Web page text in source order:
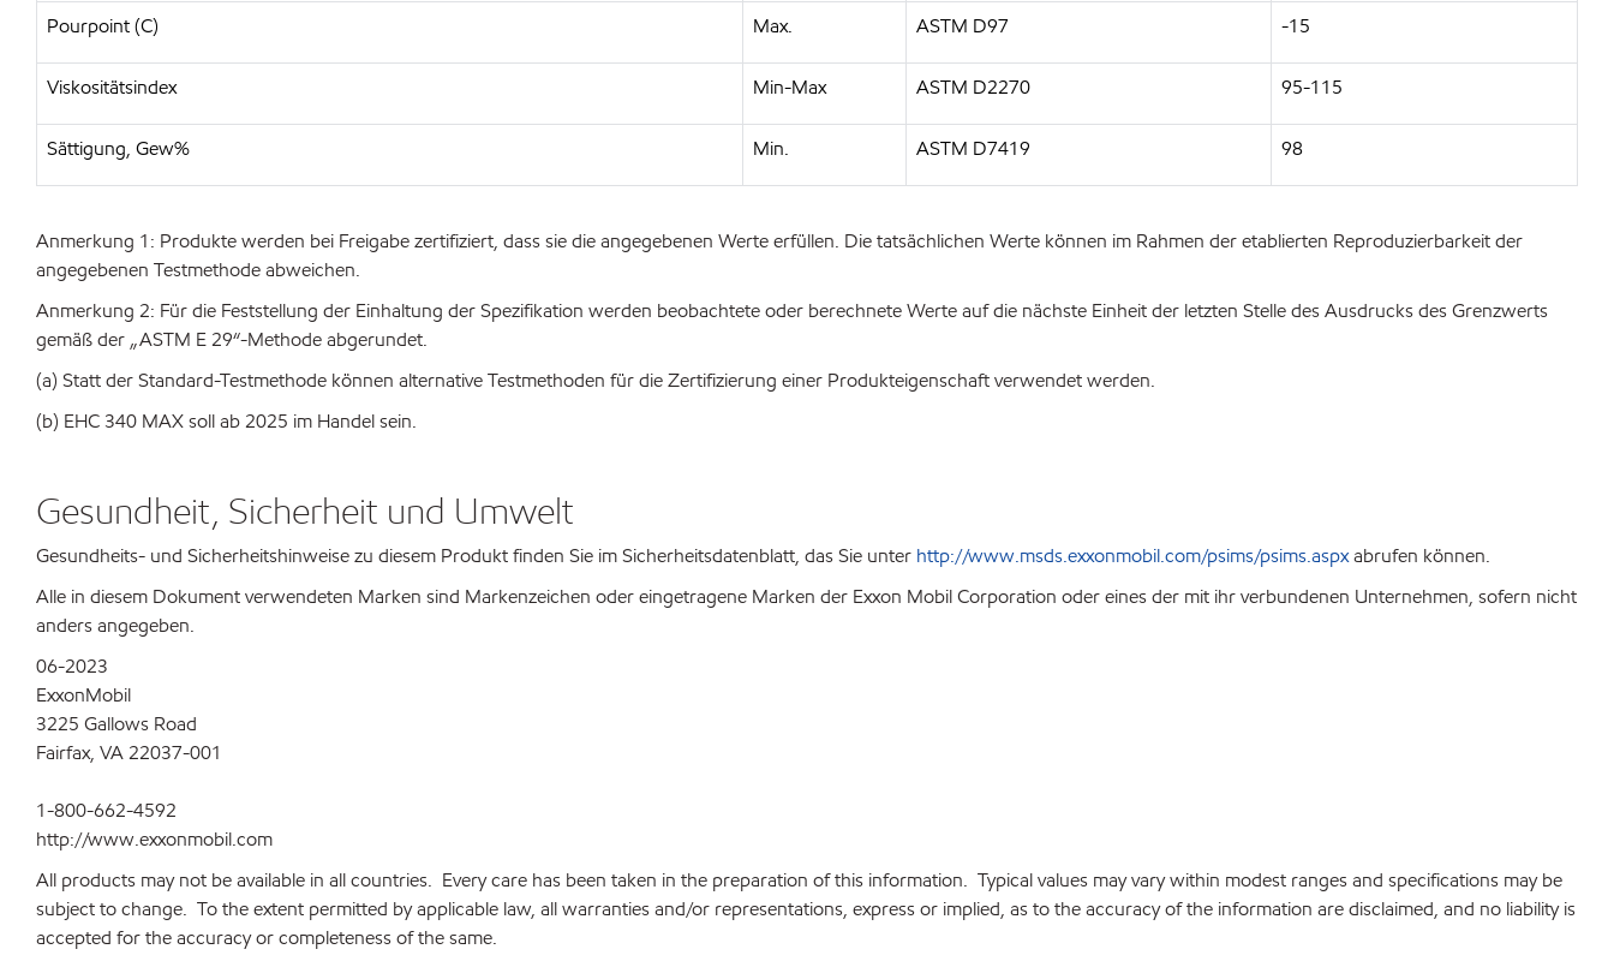
Pourpoint (C) Max. ASTM D97 -15
Viskositätsindex Min-Max ASTM D2270 95-115
Sättigung, Gew% Min. ASTM D7419 98
Anmerkung 1: Produkte werden bei Freigabe zertifiziert, dass sie die angegebenen Werte erfüllen. Die tatsächlichen Werte können im Rahmen der etablierten Reproduzierbarkeit der
angegebenen Testmethode abweichen.
Anmerkung 2: Für die Feststellung der Einhaltung der Spezifikation werden beobachtete oder berechnete Werte auf die nächste Einheit der letzten Stelle des Ausdrucks des Grenzwerts
gemäß der „ASTM E 29“-Methode abgerundet.
(a) Statt der Standard-Testmethode können alternative Testmethoden für die Zertifizierung einer Produkteigenschaft verwendet werden.
(b) EHC 340 MAX soll ab 2025 im Handel sein.
Gesundheit, Sicherheit und Umwelt
Gesundheits- und Sicherheitshinweise zu diesem Produkt finden Sie im Sicherheitsdatenblatt, das Sie unter http://www.msds.exxonmobil.com/psims/psims.aspxabrufen können.
Alle in diesem Dokument verwendeten Marken sind Markenzeichen oder eingetragene Marken der Exxon Mobil Corporation oder eines der mit ihr verbundenen Unternehmen, sofern nicht
anders angegeben.
06-2023
ExxonMobil
3225 Gallows Road
Fairfax, VA 22037-001
1-800-662-4592
http://www.exxonmobil.com
All products may not be available in all countries. Every care has been taken in the preparation of this information. Typical values may vary within modest ranges and specifications may be
subject to change. To the extent permitted by applicable law, all warranties and/or representations, express or implied, as to the accuracy of the information are disclaimed, and no liability is
accepted for the accuracy or completeness of the same.